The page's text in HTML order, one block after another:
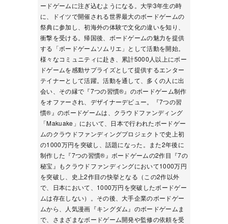
ードゲームに注ぎ込むようになる。大学3年生の時
に、ドイツで開催される世界最大のボードゲームの
祭典に参加し、初海外の体験で文化の違いを知り、
衝撃を受ける。帰国後、ボードゲームの魅力を提供
する「ボードゲームソムリエ」として活動を開始。
様々なコミュニティに赴き、累計5000人以上にボー
ドゲームを感動サプライズとして提供するエンター
テイナーとして活躍。活動を通して、多くの人に出
会い、その縁で『7つの習慣®』のボードゲーム制作
をオファーされ、デザイナーデビュー。『7つの習
慣®』のボードゲームは、クラウドファンディング
「Makuake」において、日本で行われたボードゲー
ムのクラウドファンディングプロジェクトで史上初
の1000万円を突破し、話題になった。また2年後に
制作した『7つの習慣®』ボードゲームの2作目『7の
秘宝』もクラウドファンディングにおいて1000万円
を突破し、史上2作目の快挙となる（この2作以外
で、日本において、1000万円を突破したボードゲー
ムは存在しない）。その後、大手企業のボードゲー
ムから、人気漫画『キングダム』のボードゲームま
で、さまざまなボードゲーム開発や監修の依頼を受